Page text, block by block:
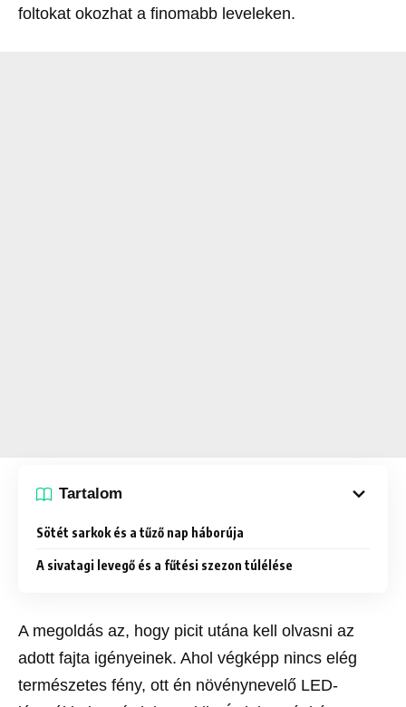
foltokat okozhat a finomabb leveleken.
Tartalom
Sötét sarkok és a tűző nap háborúja
A sivatagi levegő és a fűtési szezon túlélése
A megoldás az, hogy picit utána kell olvasni az
adott fajta igényeinek. Ahol végképp nincs elég
természetes fény, ott én növénynevelő LED-